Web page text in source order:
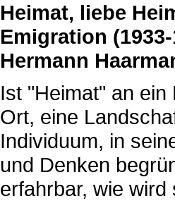
Heimat, liebe
Emigration
Hermann
Ist "Heimat" an
Ort, eine
Individuum, in
und Denken
erfahrbar, wie